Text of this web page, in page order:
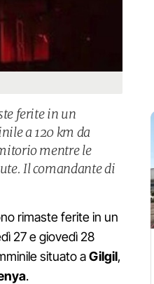
ferite in un
a 120 km da
mentre le
Il comandante di
rimaste ferite in un
27 e giovedì 28
situato aGilgil,
.